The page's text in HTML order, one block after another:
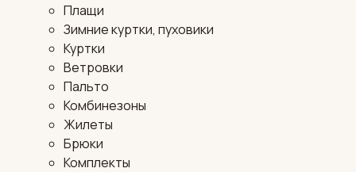
Плащи
Зимние куртки, пуховики
Куртки
Ветровки
Пальто
Комбинезоны
Жилеты
Брюки
Комплекты